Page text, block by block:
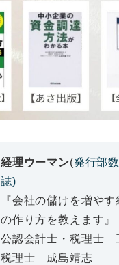
経理ウーマン(発行部
誌)
『会社の儲けを増や
の作り方を教えます』
公認会計士・税理士
税理士 成島靖志